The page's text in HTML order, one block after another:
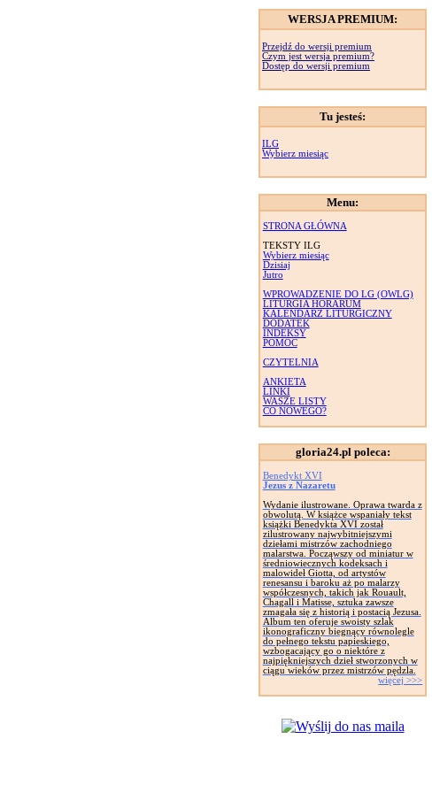
WERSJA PREMIUM:
Przejdź do wersji premium
Czym jest wersja premium?
Dostęp do wersji premium
Tu jesteś:
ILG
Wybierz miesiąc
Menu:
STRONA GŁÓWNA
TEKSTY ILG
Wybierz miesiąc
Dzisiaj
Jutro
WPROWADZENIE DO LG (OWLG)
LITURGIA HORARUM
KALENDARZ LITURGICZNY
DODATEK
INDEKSY
POMOC
CZYTELNIA
ANKIETA
LINKI
WASZE LISTY
CO NOWEGO?
gloria24.pl poleca:
Benedykt XVI
Jezus z Nazaretu
Wydanie ilustrowane. Oprawa twarda z
obwolutą. W książce wspaniały tekst
książki Benedykta XVI został
zilustrowany najwybitniejszymi
dziełami mistrzów zachodniego
malarstwa. Począwszy od miniatur w
średniowiecznych kodeksach i
malowideł Giotta, od artystów
renesansu i baroku aż po malarzy
współczesnych, takich jak Rouault,
Chagall i Matisse, sztuka zawsze
zmagała się z historią i postacią Jezusa.
Album ten oferuje swoisty szlak
ikonograficzny biegnący równolegle
do pełnego tekstu papieskiego,
wzbogacający go o niektóre z
najpiękniejszych dzieł stworzonych w
ciągu wieków przez mistrzów pędzla.
więcej >>>